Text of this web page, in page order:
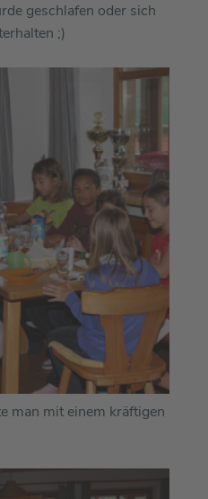
geschlafen oder sich
;)
man mit einem kräftigen